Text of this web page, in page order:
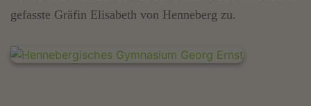
gefasste Gräfin Elisabeth von Henneberg zu.